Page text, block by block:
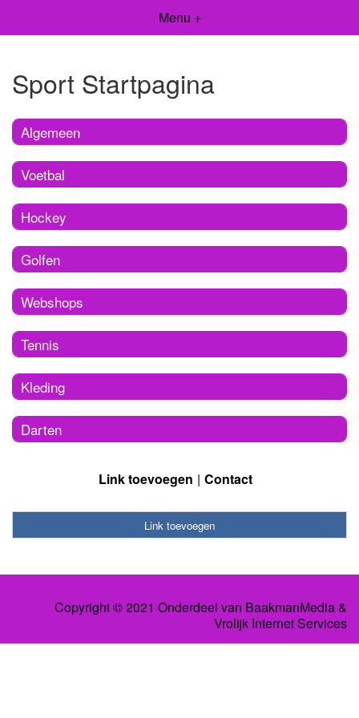
Menu +
Sport Startpagina
Algemeen
Voetbal
Hockey
Golfen
Webshops
Tennis
Kleding
Darten
Link toevoegen Contact
Link toevoegen
Copyright © 2021 Onderdeel van BaakmanMedia&
Vrolijk Internet Services